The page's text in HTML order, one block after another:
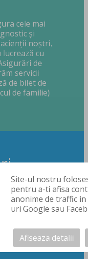
Site-ul nostru
pentru a-ti afisa
anonime de traffic
uri Google sau
Afiseaza detalii
cele mai
și
noștri,
cu
de
servicii
de bilet de
de familie)